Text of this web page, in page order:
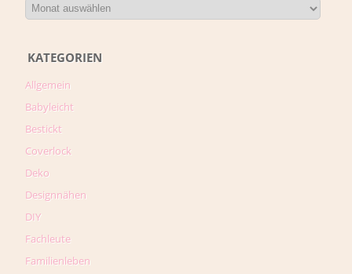
KATEGORIEN
Allgemein
Babyleicht
Bestickt
Coverlock
Deko
Designnähen
DIY
Fachleute
Familienleben